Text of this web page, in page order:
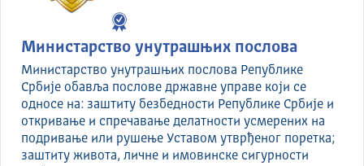
Министарство унутрашњих послова
Министарство унутрашњих послова Републике
Србије обавља послове државне управе који се
односе на: заштиту безбедности Републике Србије и
откривање и спречавање делатности усмерених на
подривање или рушење Уставом утврђеног поретка;
заштиту живота, личне и имовинске сигурности